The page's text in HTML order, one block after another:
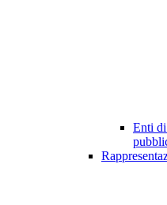
Enti